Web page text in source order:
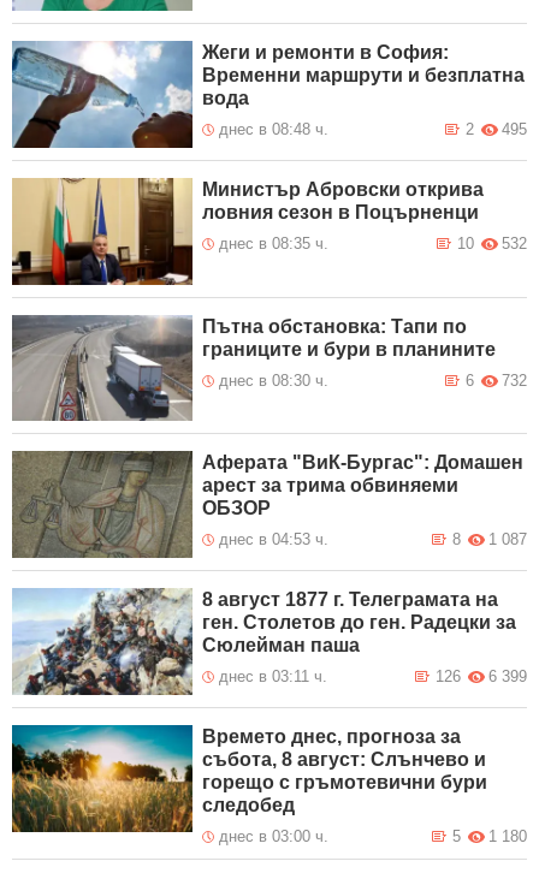
Жеги и ремонти в София:
Временни маршрути и безплатна
вода
днес в 08:48 ч. 495
2
Министър Абровски открива
ловния сезон в Поцърненци
днес в 08:35 ч. 532
10
Пътна обстановка: Тапи по
границите и бури в планините
днес в 08:30 ч. 732
6
Аферата "ВиК-Бургас": Домашен
арест за трима обвиняеми
ОБЗОР
днес в 04:53 ч. 1 087
8
8 август 1877 г. Телеграмата на
ген. Столетов до ген. Радецки за
Сюлейман паша
днес в 03:11 ч. 6 399
126
Времето днес, прогноза за
събота, 8 август: Слънчево и
горещо с гръмотевични бури
следобед
днес в 03:00 ч. 1 180
5